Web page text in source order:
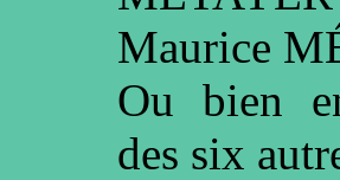
Maurice
Ou bien
des six